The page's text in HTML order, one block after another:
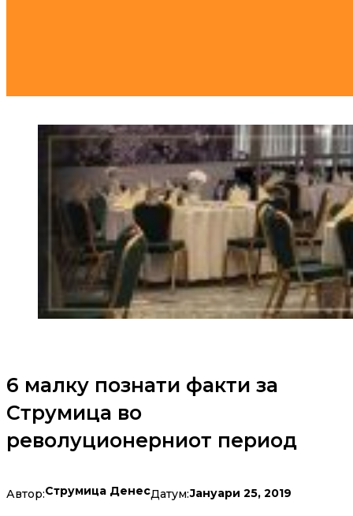
6 малку познати факти за
Струмица во
револуционерниот период
Автор:Струмица ДенесДатум:Јануари 25, 2019